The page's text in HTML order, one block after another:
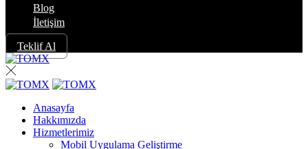
Blog
İletişim
Teklif Al
Anasayfa
Hakkımızda
Hizmetlerimiz
Mobil Uygulama Geliştirme